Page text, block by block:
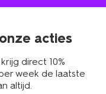
acties
direct 10%
week de laatste
altijd.